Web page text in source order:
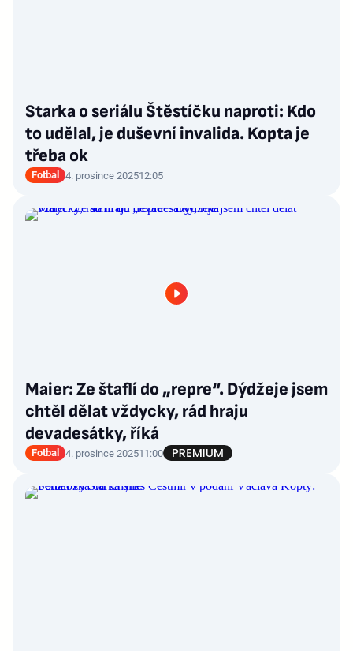
Starka o seriálu Štěstíčku naproti: Kdo
to udělal, je duševní invalida. Kopta je
třeba ok
Fotbal 4. prosince 202512:05
Maier: Ze štaflí do „repre“. Dýdžeje jsem
chtěl dělat vždycky, rád hraju
devadesátky, říká
Fotbal 4. prosince 202511:00